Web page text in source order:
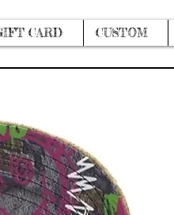
Log In
CARD CUSTOM